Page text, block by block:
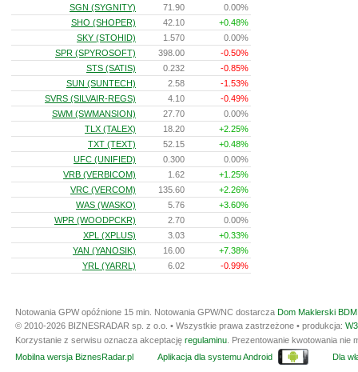
SGN (SYGNITY)
71.90
0.00%
SHO (SHOPER)
42.10
+0.48%
SKY (STOHID)
1.570
0.00%
SPR (SPYROSOFT)
398.00
-0.50%
STS (SATIS)
0.232
-0.85%
SUN (SUNTECH)
2.58
-1.53%
SVRS (SILVAIR-REGS)
4.10
-0.49%
SWM (SWMANSION)
27.70
0.00%
TLX (TALEX)
18.20
+2.25%
TXT (TEXT)
52.15
+0.48%
UFC (UNIFIED)
0.300
0.00%
VRB (VERBICOM)
1.62
+1.25%
VRC (VERCOM)
135.60
+2.26%
WAS (WASKO)
5.76
+3.60%
WPR (WOODPCKR)
2.70
0.00%
XPL (XPLUS)
3.03
+0.33%
YAN (YANOSIK)
16.00
+7.38%
YRL (YARRL)
6.02 -0.99%
Notowania GPW opóźnione 15 min. Notowania GPW/NC dostarcza Dom Maklerski
© 2010-2026 BIZNESRADAR sp. z o.o. • Wszystkie prawa zastrzeżone • produkcja:
Korzystanie z serwisu oznacza akceptację regulaminu . Prezentowanie kwotowania
Mobilna wersja BiznesRadar.pl
Aplikacja dla systemu Android Dla